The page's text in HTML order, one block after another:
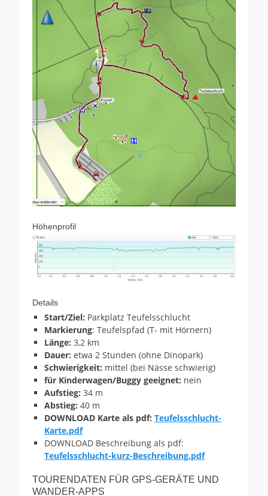
Höhenprofil
Details
Start/Ziel: Parkplatz Teufelsschlucht
Markierung: Teufelspfad (T- mit Hörnern)
Länge: 3,2 km
Dauer: etwa 2 Stunden (ohne Dinopark)
Schwierigkeit: mittel (bei Nässe schwierig)
für Kinderwagen/Buggy geeignet: nein
Aufstieg: 34 m
Abstieg: 40 m
DOWNLOAD Karte als pdf: Teufelsschlucht-
Karte.pdf
DOWNLOAD Beschreibung als pdf:
Teufelsschlucht-kurz-Beschreibung.pdf
TOURENDATEN FÜR GPS-GERÄTE UND
WANDER-APPS